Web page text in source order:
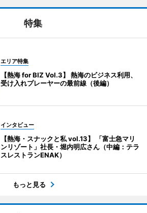
特集
エリア特集
【熱海 for BIZ Vol.3】 熱海のビジネス利用、
受け入れプレーヤーの最前線（後編）
インタビュー
【熱海・スナックと私 vol.13】 「富士急マリ
ンリゾート」社長・堀内明広さん（中編：テラ
スレストランENAK）
もっと見る